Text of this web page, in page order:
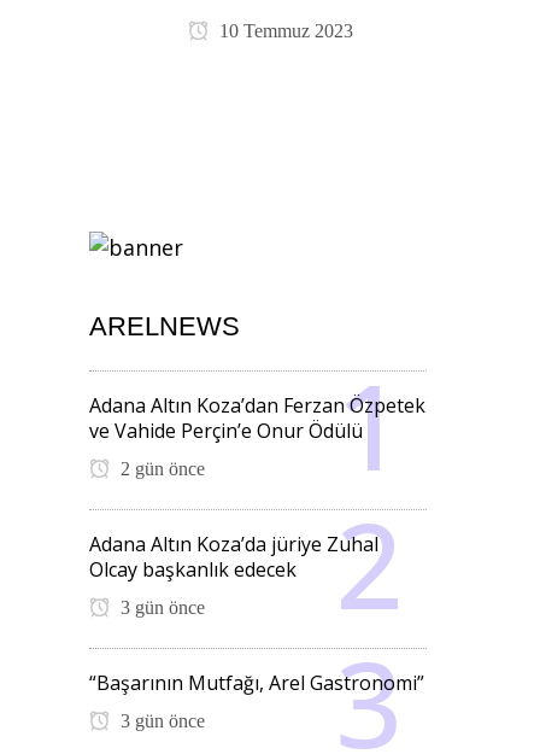
10 Temmuz 2023
ARELNEWS
Adana Altın Koza’dan Ferzan Özpetek
ve Vahide Perçin’e Onur Ödülü
2 gün önce
Adana Altın Koza’da jüriye Zuhal
Olcay başkanlık edecek
3 gün önce
“Başarının Mutfağı, Arel Gastronomi”
3 gün önce